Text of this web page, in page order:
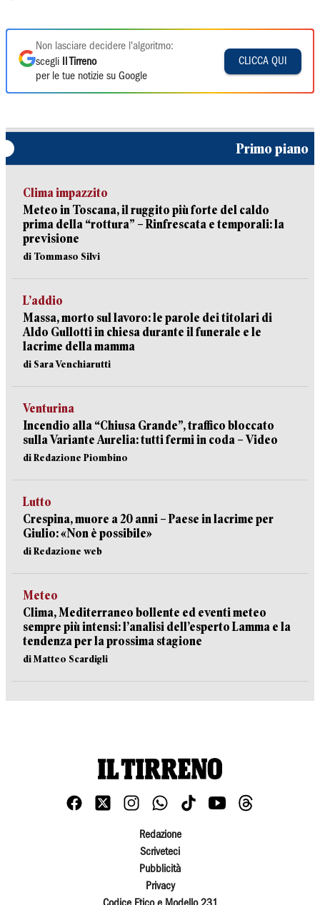
Non lasciare decidere l'algoritmo:
scegli
Il Tirreno
per le tue notizie su Google
CLICCA QUI
Primo piano
Clima impazzito
Meteo in Toscana, il ruggito più forte del caldo
prima della “rottura” – Rinfrescata e temporali: la
previsione
di Tommaso Silvi
L’addio
Massa, morto sul lavoro: le parole dei titolari di
Aldo Gullotti in chiesa durante il funerale e le
lacrime della mamma
di Sara Venchiarutti
Venturina
Incendio alla “Chiusa Grande”, traffico bloccato
sulla Variante Aurelia: tutti fermi in coda – Video
di Redazione Piombino
Lutto
Crespina, muore a 20 anni – Paese in lacrime per
Giulio: «Non è possibile»
di Redazione web
Meteo
Clima, Mediterraneo bollente ed eventi meteo
sempre più intensi: l’analisi dell’esperto Lamma e la
tendenza per la prossima stagione
di Matteo Scardigli
Redazione
Scriveteci
Pubblicità
Privacy